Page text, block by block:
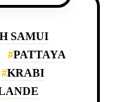
SAMUI
PATTAYA
KRABI